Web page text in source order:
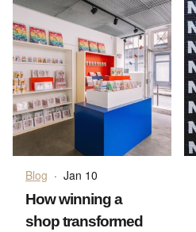
Blog · Jan 10
How winning a
shop transformed